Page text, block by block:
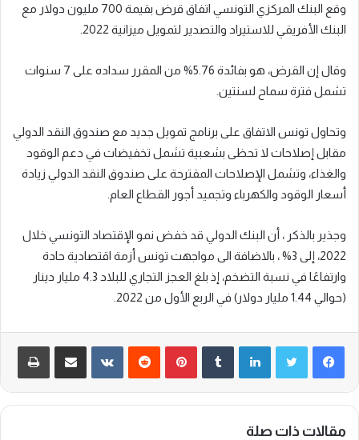
وقع البنك المركزي التونسي اتفاق قرض بقيمة 700 مليون دولار مع
البنك الأفريقي للاستيراد والتصدير لتمويل ميزانية 2022.
وقال إن القرض، هو بفائدة 5.76% من المقرر سداده على 7 سنوات
تشمل فترة سماح لسنتين.
وتحاول تونس الاتفاق على برنامج تمويل جديد مع صندوق النقد الدولي
مقابل إصلاحات لا تحظى بشعبية تشمل تخفيضات في دعم الوقود
والغذاء، وتشمل الإصلاحات المقترحة على صندوق النقد الدولي زيادة
أسعار الوقود والكهرباء وتجميد أجور القطاع العام.
وجذير بالذكر ، أن البنك الدولي قد خفض نمو الإقتصاد التونسي خلال
2022، إلى 3% ، بالاضافة الى مواجهت تونس أزمة اقتصادية حادة
وارتفاعًا في نسبة التضخم، إذ بلغ العجز التجاري للبلاد 4.3 مليار دينار
(حوالي 1.44 مليار دولار) في الربع الأول من 2022.
لينكدإن بينتيريست ‏VKontakte
مقالات ذات صلة